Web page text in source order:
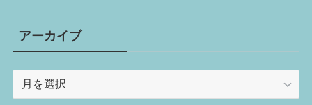
アーカイブ
ー